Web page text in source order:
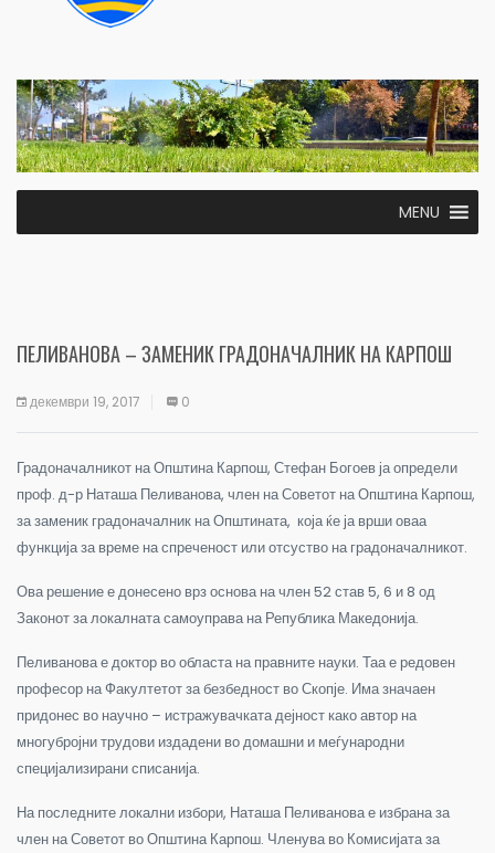
MENU
ПЕЛИВАНОВА – ЗАМЕНИК ГРАДОНАЧАЛНИК НА КАРПОШ
декември 19, 2017 0
Градоначалникот на Општина Карпош, Стефан Богоев ја определи
проф. д-р Наташа Пеливанова, член на Советот на Општина Карпош,
за заменик градоначалник на Општината, која ќе ја врши оваа
функција за време на спреченост или отсуство на градоначалникот.
Ова решение е донесено врз основа на член 52 став 5, 6 и 8 од
Законот за локалната самоуправа на Република Македонија.
Пеливанова е доктор во областа на правните науки. Таа е редовен
професор на Факултетот за безбедност во Скопје. Има значаен
придонес во научно – истражувачката дејност како автор на
многубројни трудови издадени во домашни и меѓународни
специјализирани списанија.
На последните локални избори, Наташа Пеливанова е избрана за
член на Советот во Општина Карпош. Членува во Комисијата за